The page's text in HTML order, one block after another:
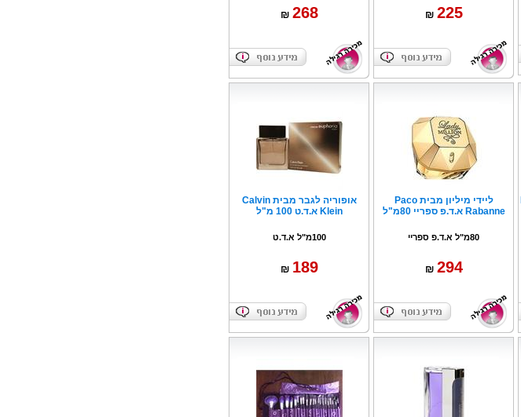
225
₪
268
₪
ליידי מיליון מבית Paco
Rabanne א.ד.פ ספריי 80מ"ל
80מ"ל א.ד.פ ספריי
294
₪
אופוריה לגבר מבית Calvin
Klein א.ד.ט 100 מ"ל
100מ"ל א.ד.ט
189
₪